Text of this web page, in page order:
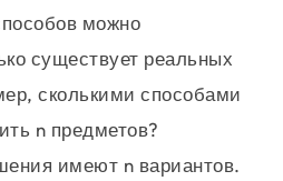
можно
существует реальных
сколькими способами
n предметов?
имеют n вариантов.